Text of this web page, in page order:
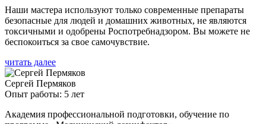
Наши мастера используют только современные препараты
безопасные для людей и домашних животных, не являются
токсичными и одобрены Роспотребнадзором. Вы можете не
беспокоиться за свое самочувствие.
читать далее
Сергей Пермяков
Опыт работы: 5 лет
Академия профессиональной подготовки, обучение по